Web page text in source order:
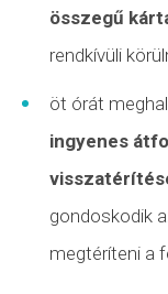
összegű
rendkívüli
öt órát
ingyenes
gondoskodik
megtéríteni a